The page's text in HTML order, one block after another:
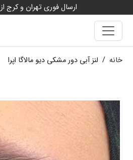
ارسال فوری تهران و کرج از
خانه / لنز آبی دور مشکی دیو مالاگا اپرا